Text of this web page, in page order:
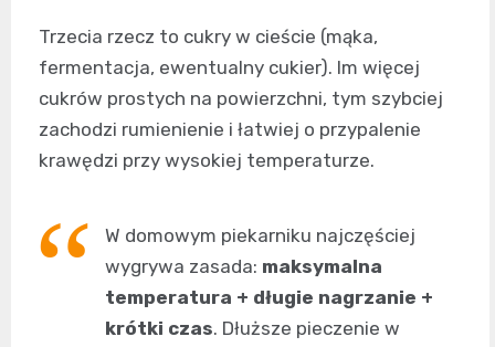
Trzecia rzecz to cukry w cieście (mąka,
fermentacja, ewentualny cukier). Im więcej
cukrów prostych na powierzchni, tym szybciej
zachodzi rumienienie i łatwiej o przypalenie
krawędzi przy wysokiej temperaturze.
W domowym piekarniku najczęściej
wygrywa zasada: maksymalna
temperatura + długie nagrzanie +
krótki czas. Dłuższe pieczenie w